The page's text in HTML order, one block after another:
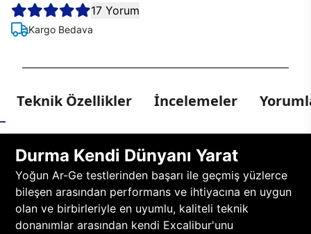
17 Yorum
Kargo Bedava
Teknik Özellikler İncelemeler
Durma Kendi Dünyanı Yarat
Yoğun Ar-Ge testlerinden başarı ile geçmiş yüzlerce
bileşen arasından performans ve ihtiyacına en uygun
olan ve birbirleriyle en uyumlu, kaliteli teknik
donanımlar arasından kendi Excalibur'unu